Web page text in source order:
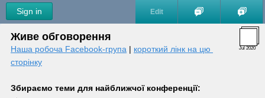
Sign in Edit
Jul 2020
Живе обговорення
Наша робоча Facebook-група | короткий лінк на цю
сторінку
Збираємо теми для найближчої конференції: